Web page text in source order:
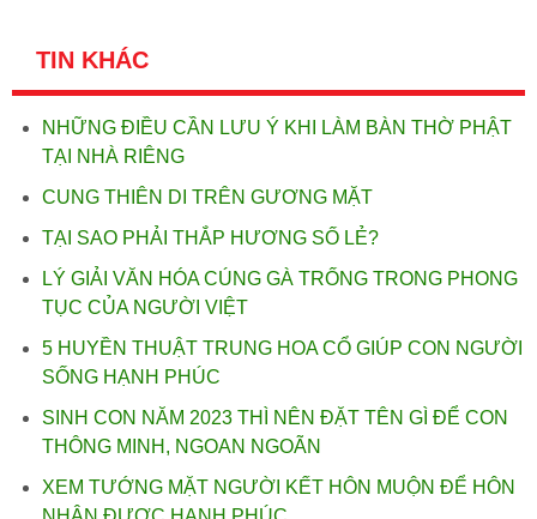
TIN KHÁC
NHỮNG ĐIỀU CẦN LƯU Ý KHI LÀM BÀN THỜ PHẬT
TẠI NHÀ RIÊNG
CUNG THIÊN DI TRÊN GƯƠNG MẶT
TẠI SAO PHẢI THẮP HƯƠNG SỐ LẺ?
LÝ GIẢI VĂN HÓA CÚNG GÀ TRỐNG TRONG PHONG
TỤC CỦA NGƯỜI VIỆT
5 HUYỀN THUẬT TRUNG HOA CỔ GIÚP CON NGƯỜI
SỐNG HẠNH PHÚC
SINH CON NĂM 2023 THÌ NÊN ĐẶT TÊN GÌ ĐỂ CON
THÔNG MINH, NGOAN NGOÃN
XEM TƯỚNG MẶT NGƯỜI KẾT HÔN MUỘN ĐỂ HÔN